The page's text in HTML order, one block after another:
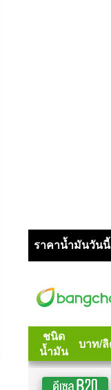
ราคาน้ำมันวันนี้